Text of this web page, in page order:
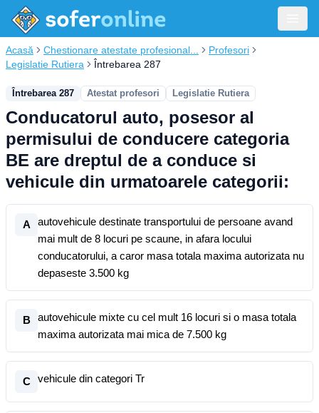
Acasă Chestionare atestate profesional...
Profesori
Legislatie Rutiera
Întrebarea 287
Întrebarea 287 Atestat profesori Legislatie Rutiera
Conducatorul auto, posesor al
permisului de conducere categoria
BE are dreptul de a conduce si
vehicule din urmatoarele categorii:
A
autovehicule destinate transportului de persoane avand
mai mult de 8 locuri pe scaune, in afara locului
conducatorului, a caror masa totala maxima autorizata nu
depaseste 3.500 kg
B
autovehicule mixte cu cel mult 16 locuri si o masa totala
maxima autorizata mai mica de 7.500 kg
C vehicule din categori Tr